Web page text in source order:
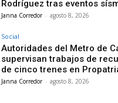
Rodríguez tras eventos
Janna Corredor - agosto 8, 2026
Social
Autoridades del Metro de
supervisan trabajos de
de cinco trenes en
Janna Corredor - agosto 8, 2026